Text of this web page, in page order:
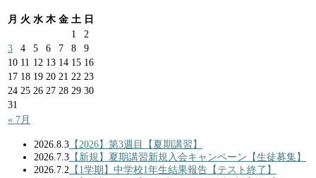
月 火 水 木 金 土 日
« 7月
1
2
3
4 5 6 7 8
9
10 11 12 13 14 15 16
17 18 19 20 21 22 23
24 25 26 27 28 29 30
31
2026.8.3 【2026】第3週目【夏期講習】
2026.7.3 【新規】夏期講習新規入会キャンペーン【生徒募集】
2026.7.2 【1学期】中学校1年生結果報告【テスト終了】